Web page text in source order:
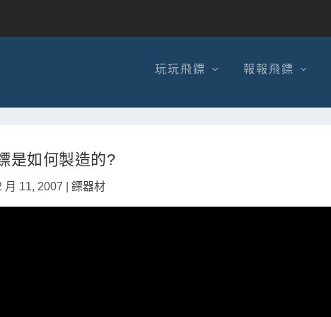
玩玩飛鏢 報報飛鏢
是如何製造的?
月 11, 2007 ‌鏢器材